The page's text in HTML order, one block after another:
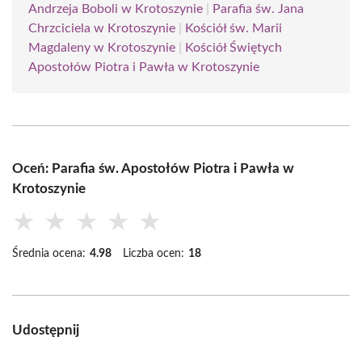
Andrzeja Boboli w Krotoszynie
Parafia św. Jana
Chrzciciela w Krotoszynie
Kościół św. Marii
Magdaleny w Krotoszynie
Kościół Świętych
Apostołów Piotra i Pawła w Krotoszynie
Oceń: Parafia św. Apostołów Piotra i Pawła w
Krotoszynie
★ ★ ★ ★ ★
Średnia ocena: 4.98 Liczba ocen: 18
Udostępnij